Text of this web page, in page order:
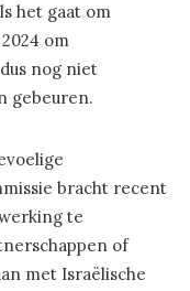
het gaat om
om
nog niet
gebeuren.
bracht recent
te
of
met Israëlische